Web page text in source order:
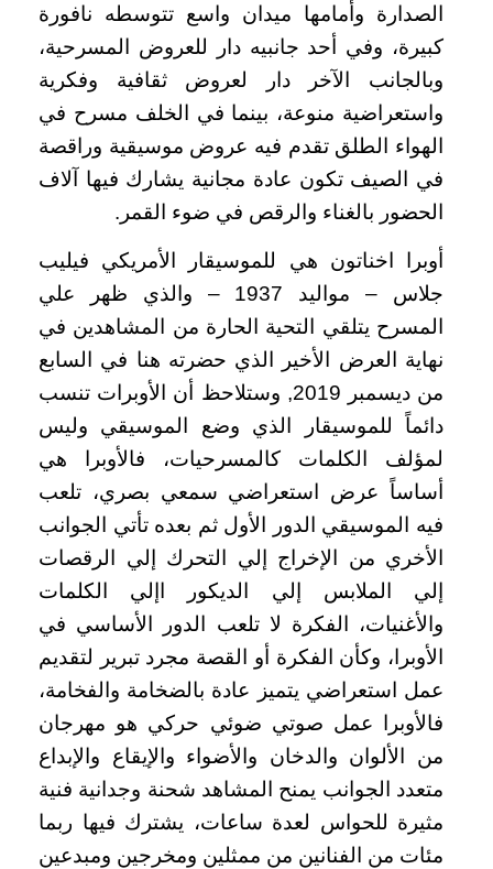
الصدارة وأمامها ميدان واسع تتوسطه نافورة
كبيرة، وفي أحد جانبيه دار للعروض المسرحية،
وبالجانب الآخر دار لعروض ثقافية وفكرية
واستعراضية منوعة، بينما في الخلف مسرح في
الهواء الطلق تقدم فيه عروض موسيقية وراقصة
في الصيف تكون عادة مجانية يشارك فيها آلاف
الحضور بالغناء والرقص في ضوء القمر.
أوبرا اخناتون هي للموسيقار الأمريكي فيليب
جلاس – مواليد 1937 – والذي ظهر علي
المسرح يتلقي التحية الحارة من المشاهدين في
نهاية العرض الأخير الذي حضرته هنا في السابع
من ديسمبر 2019, وستلاحظ أن الأوبرات تنسب
دائماً للموسيقار الذي وضع الموسيقي وليس
لمؤلف الكلمات كالمسرحيات، فالأوبرا هي
أساساً عرض استعراضي سمعي بصري، تلعب
فيه الموسيقي الدور الأول ثم بعده تأتي الجوانب
الأخري من الإخراج إلي التحرك إلي الرقصات
إلي الملابس إلي الديكور اإلي الكلمات
والأغنيات، الفكرة لا تلعب الدور الأساسي في
الأوبرا، وكأن الفكرة أو القصة مجرد تبرير لتقديم
عمل استعراضي يتميز عادة بالضخامة والفخامة،
فالأوبرا عمل صوتي ضوئي حركي هو مهرجان
من الألوان والدخان والأضواء والإيقاع والإبداع
متعدد الجوانب يمنح المشاهد شحنة وجدانية فنية
مثيرة للحواس لعدة ساعات، يشترك فيها ربما
مئات من الفنانين من ممثلين ومخرجين ومبدعين